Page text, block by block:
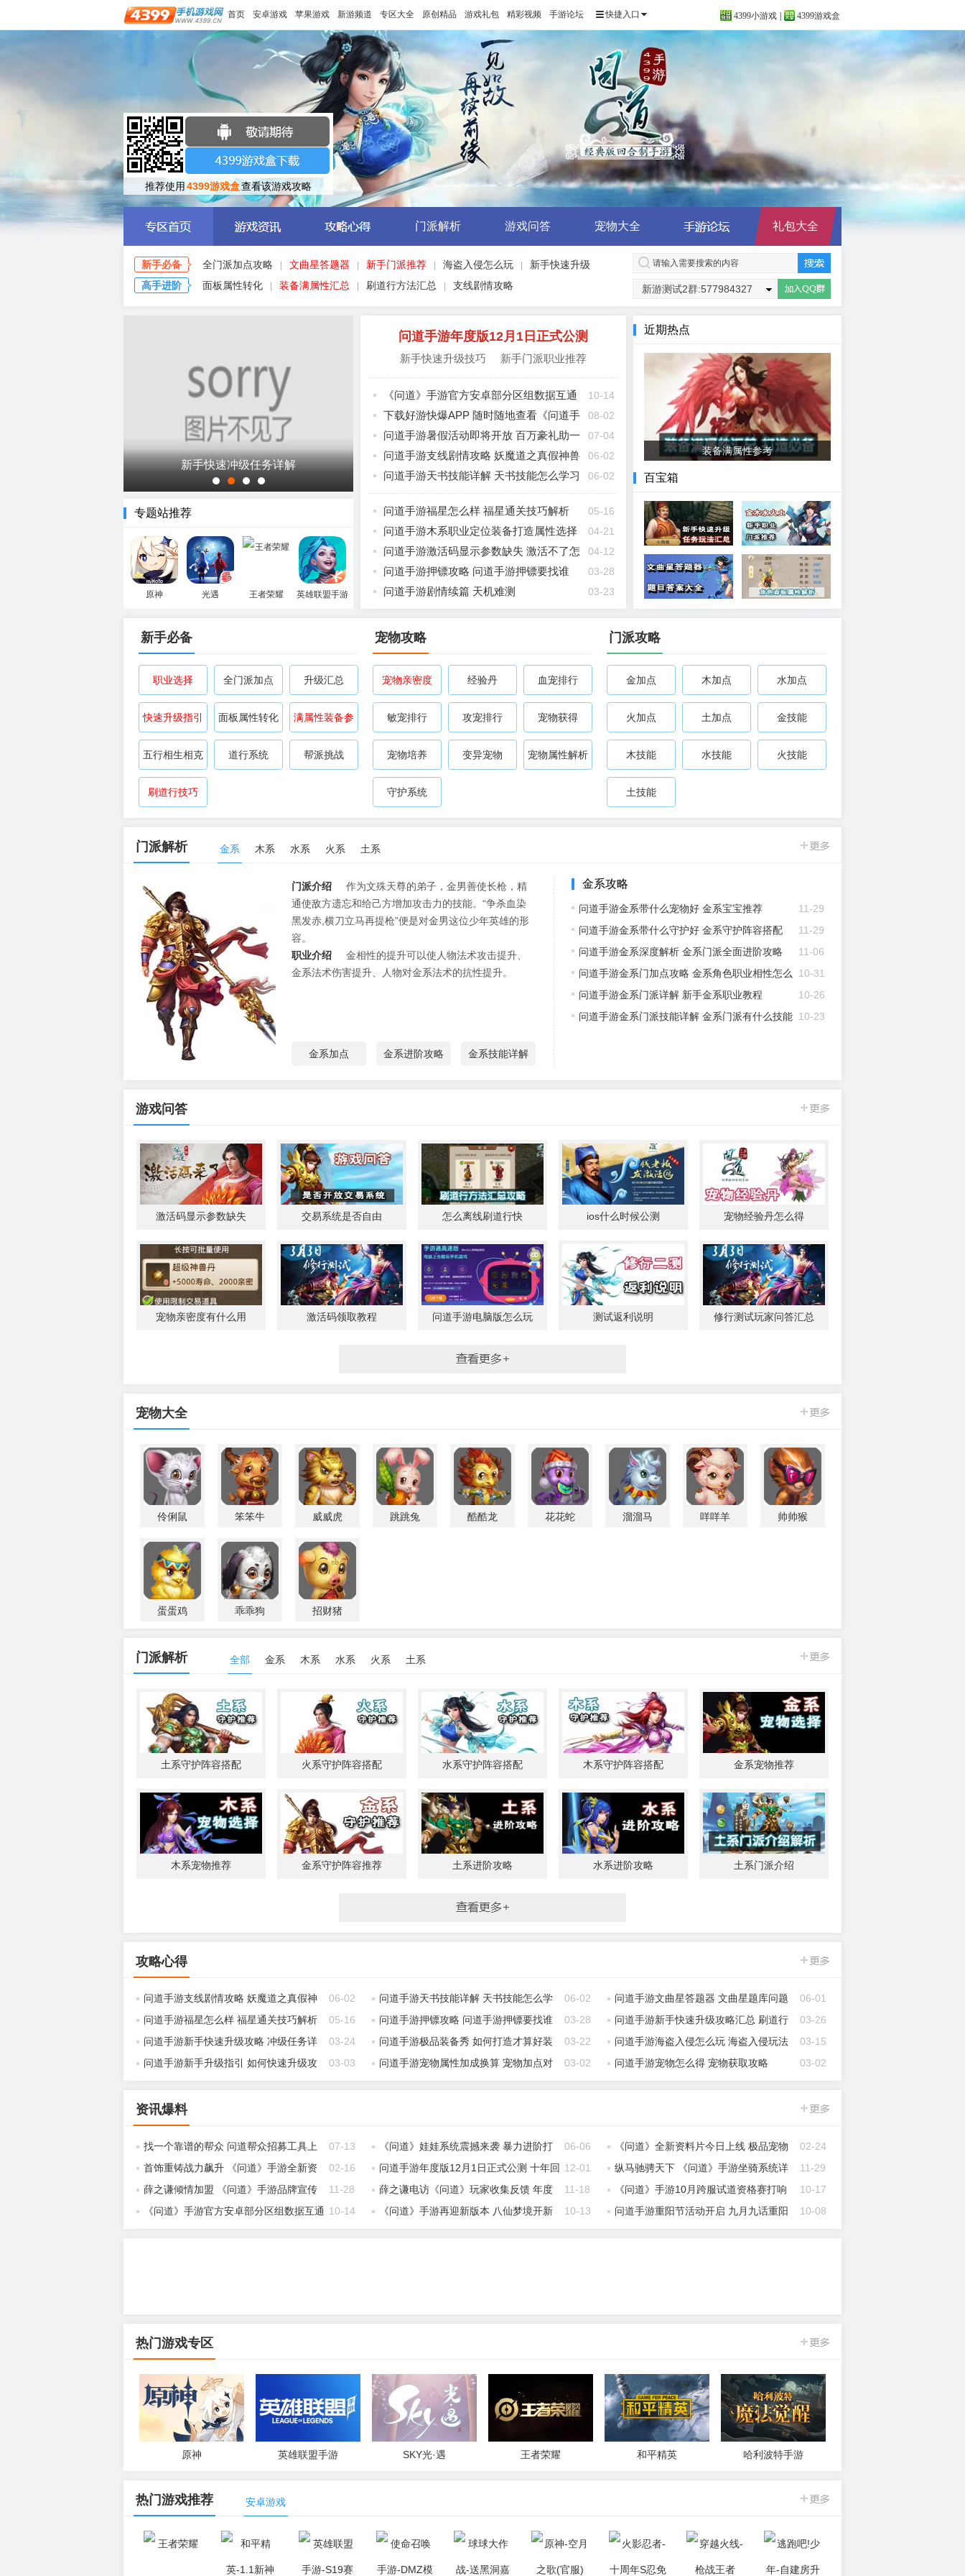
首页 安卓游戏 苹果游戏 新游频道 专区大全 原创精品 游戏礼包 精彩视频 手游论坛 快捷入口 4399小游戏 4399游戏盒
问道手游安卓版下载
4399游戏盒
推荐使用 4399游戏盒查看该游戏攻略
问道手游 问道手游攻略心
门派解析 游戏问答 宠物大全 礼包大全
新手必备 全门派加点攻略 文曲星答题器 新手门派推荐 海盗入侵怎么玩
新手快速升级
高手进阶
面板属性转化 装备满属性汇总 刷道行方法汇总 支线剧情攻略 新游测试2群:577984327
加入
新手快速冲级任务详解
专题站推荐
原神 光遇 王者荣耀 英雄联盟手游
问道手游年度版12月1日正式公测
新手快速升级技巧 新手门派职业推荐
10-14
《问道》手游官方安卓部分区组数据互通
公告
08-02
下载好游快爆APP 随时随地查看《问道手
游》精品攻略
07-04
问道手游暑假活动即将开放 百万豪礼助一
世情缘资料片
06-02
问道手游支线剧情攻略 妖魔道之真假神兽
怎么杀
06-02
问道手游天书技能详解 天书技能怎么学习
05-16
问道手游福星怎么样 福星通关技巧解析
04-21
问道手游木系职业定位装备打造属性选择
04-12
问道手游激活码显示参数缺失 激活不了怎
么办
03-28
问道手游押镖攻略 问道手游押镖要找谁
03-23
问道手游剧情续篇 天机难测
近期热点
装备满属性参考
百宝箱
新手升级任务汇总 新手门派职业推荐
新手必备
职业选择 全门派加点 升级汇总
快速升级指引 面板属性转化 满属性装备参
五行相生相克 道行系统 帮派挑战
刷道行技巧
宠物攻略
宠物亲密度 经验丹 血宠排行
敏宠排行 攻宠排行 宠物获得
宠物培养 变异宠物 宠物属性解析
守护系统
门派攻略
金加点 木加点 水加点
火加点 土加点 金技能
木技能 水技能 火技能
土技能
门派解析 金系 木系 水系 火系 土系
问道手游
门派介绍
作为文殊天尊的弟子，金男善使长枪，精
通使敌方遗忘和给己方增加攻击力的技能。“争杀血染
黑发赤,横刀立马再提枪”便是对金男这位少年英雄的形
容。
职业介绍
金相性的提升可以使人物法术攻击提升、
金系法术伤害提升、人物对金系法术的抗性提升。
金系加点 金系进阶攻略 金系技能详解
金系攻略
11-29
问道手游金系带什么宠物好 金系宝宝推荐
11-29
问道手游金系带什么守护好 金系守护阵容搭配
11-06
问道手游金系深度解析 金系门派全面进阶攻略
10-31
问道手游金系门加点攻略 金系角色职业相性怎么
加点
10-26
问道手游金系门派详解 新手金系职业教程
10-23
问道手游金系门派技能详解 金系门派有什么技能
游戏问答
游戏问答
激活码显示参数缺失 交易系统是否自由 怎么离线刷道行快 ios什么时候公测 宠物经验丹怎么得
宠物亲密度有什么用 激活码领取教程 问道手游电脑版怎么玩 测试返利说明 修行测试玩家问答汇总
问道手游游戏问答
宠物大全
问道手游
伶俐鼠 笨笨牛 威威虎 跳跳兔 酷酷龙 花花蛇 溜溜马 咩咩羊 帅帅猴
蛋蛋鸡 乖乖狗 招财猪
门派解析 全部 金系 木系 水系 火系 土系
土系守护阵容搭配 火系守护阵容搭配 水系守护阵容搭配 木系守护阵容搭配 金系宠物推荐
木系宠物推荐 金系守护阵容推荐 土系进阶攻略 水系进阶攻略 土系门派介绍
攻略心得
问道手游
06-02
问道手游支线剧情攻略 妖魔道之真假神
兽怎么杀
06-02
问道手游天书技能详解 天书技能怎么学
习
06-01
问道手游文曲星答题器 文曲星题库问题
答案大全
05-16
问道手游福星怎么样 福星通关技巧解析 03-28
问道手游押镖攻略 问道手游押镖要找谁 03-26
问道手游新手快速升级攻略汇总 刷道行
技巧
03-24
问道手游新手快速升级攻略 冲级任务详
解
03-22
问道手游极品装备秀 如何打造才算好装
备
03-15
问道手游海盗入侵怎么玩 海盗入侵玩法
攻略
03-03
问道手游新手升级指引 如何快速升级攻
03-02
问道手游宠物属性加成换算 宠物加点对
03-02
问道手游宠物怎么得 宠物获取攻略
资讯爆料
07-13
找一个靠谱的帮众 问道帮众招募工具上
线
06-06
《问道》娃娃系统震撼来袭 暴力进阶打
响逆袭之战
02-24
《问道》全新资料片今日上线 极品宠物
自由交易
02-16
首饰重铸战力飙升 《问道》手游全新资
料片今日预约
12-01
问道手游年度版12月1日正式公测 十年回
合经典再续
11-29
纵马驰骋天下 《问道》手游坐骑系统详
解
11-28
薛之谦倾情加盟 《问道》手游品牌宣传
片曝光
11-18
薛之谦电访《问道》玩家收集反馈 年度
版内容玩家说了算
10-17
《问道》手游10月跨服试道资格赛打响
海量壕礼大放送
10-14
《问道》手游官方安卓部分区组数据互通
10-13
《问道》手游再迎新版本 八仙梦境开新
10-08
问道手游重阳节活动开启 九月九话重阳
热门游戏专区
原神 英雄联盟手游 SKY光·遇 王者荣耀 和平精英 哈利波特手游
热门游戏推荐 安卓游戏